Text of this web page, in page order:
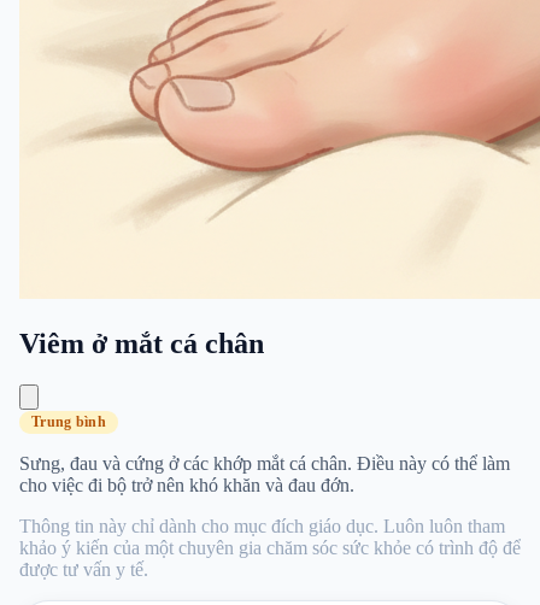
Viêm ở mắt cá chân
Trung bình
Sưng, đau và cứng ở các khớp mắt cá chân. Điều này có thể làm
cho việc đi bộ trở nên khó khăn và đau đớn.
Thông tin này chỉ dành cho mục đích giáo dục. Luôn luôn tham
khảo ý kiến ​​​​của một chuyên gia chăm sóc sức khỏe có trình độ để
được tư vấn y tế.